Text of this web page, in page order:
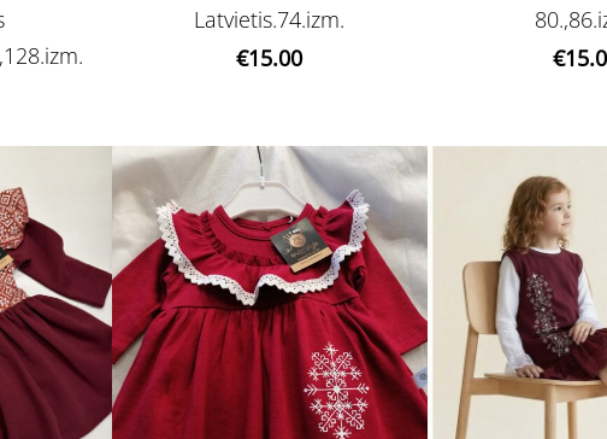
Latvietis.74.izm.
€15.00